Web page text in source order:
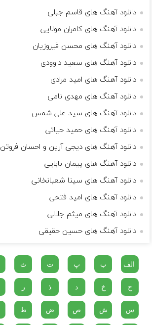
دانلود آهنگ های قاسم جبلی
دانلود آهنگ های کامران مولایی
دانلود آهنگ های محسن فیروزیان
دانلود آهنگ های سعید داوودی
دانلود آهنگ های امید مرادی
دانلود آهنگ های مهدی نامی
دانلود آهنگ های سید علی شمس
دانلود آهنگ های حمید حیاتی
دانلود آهنگ های دیجی آرین و احسان فروتن
دانلود آهنگ های پیمان بابایی
دانلود آهنگ های سینا شعبانخانی
دانلود آهنگ های امید فتحی
دانلود آهنگ های میثم جلالی
دانلود آهنگ های حسین حقیقی
الف ب پ ت ث
ح خ د ذ ر
س ش ص ض ط